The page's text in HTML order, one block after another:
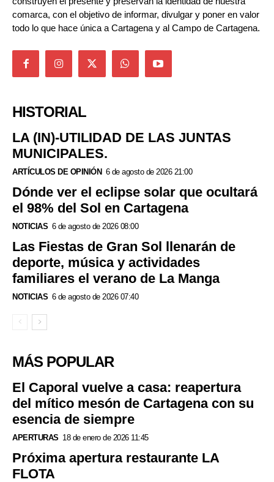
comarca, con el objetivo de informar, divulgar y poner en valor
todo lo que hace única a Cartagena y al Campo de Cartagena.
HISTORIAL
LA (IN)-UTILIDAD DE LAS JUNTAS
MUNICIPALES.
ARTÍCULOS DE OPINIÓN 6 de agosto de 2026 21:00
Dónde ver el eclipse solar que ocultará
el 98% del Sol en Cartagena
NOTICIAS 6 de agosto de 2026 08:00
Las Fiestas de Gran Sol llenarán de
deporte, música y actividades
familiares el verano de La Manga
NOTICIAS 6 de agosto de 2026 07:40
MÁS POPULAR
El Caporal vuelve a casa: reapertura
del mítico mesón de Cartagena con su
esencia de siempre
APERTURAS 18 de enero de 2026 11:45
Próxima apertura restaurante LA
FLOTA